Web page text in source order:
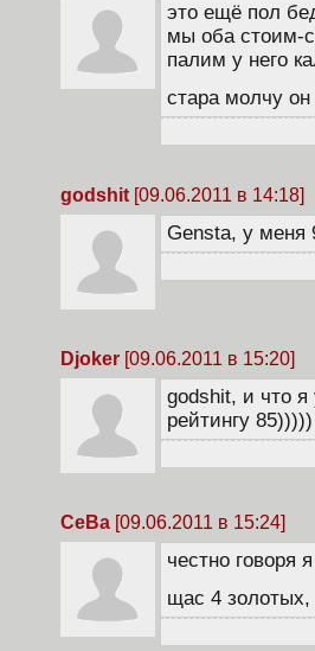
это ещё пол
мы оба стоим-
палим у него
стара молчу
godshit [09.06.2011 в 14:18]
Gensta, у меня
Djoker [09.06.2011 в 15:20]
godshit, и что
рейтингу 85)))))
CeBa [09.06.2011 в 15:24]
честно говоря
щас 4